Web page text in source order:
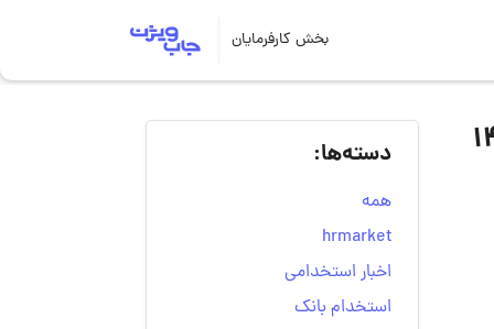
بخش کارفرمایان
دسته‌ها:
همه
hrmarket
اخبار استخدامی
استخدام بانک